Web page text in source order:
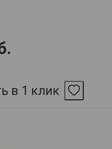
в 1 клик